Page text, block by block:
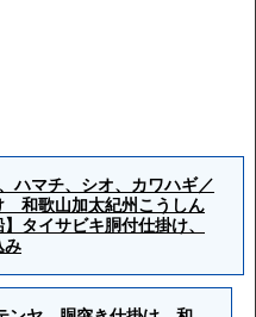
ハマチ、シオ、カワハギ／
和歌山加太紀州こうしん
イサビキ胴付仕掛け、
み